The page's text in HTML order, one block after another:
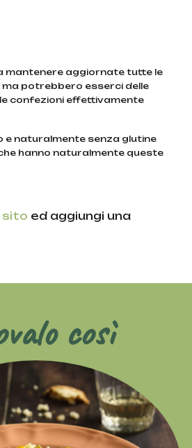
mantenere aggiornate tutte le
ma potrebbero esserci delle
confezioni effettivamente
e naturalmente senza glutine
hanno naturalmente queste
sito ed aggiungi una
così